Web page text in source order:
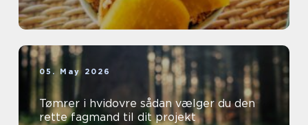
05. May 2026
Tømrer i hvidovre sådan vælger du den
rette fagmand til dit projekt